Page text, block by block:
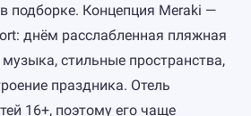
подборке. Концепция Meraki —
днём расслабленная пляжная
стильные пространства,
праздника. Отель
16+, поэтому его чаще